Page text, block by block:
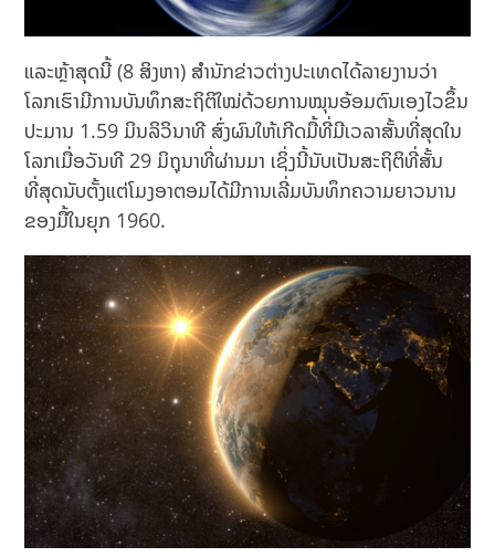
ແລະຫຼ້າສຸດນີ້ (8 ສິງຫາ) ສໍານັກຂ່າວຕ່າງປະເທດໄດ້ລາຍງານວ່າ
ໂລກເຮົາມີການບັນທຶກສະຖິຕິໃໝ່ດ້ວຍການໝຸນອ້ອມຕົນເອງໄວຂຶ້ນ
ປະມານ 1.59 ມິນລິວິນາທີ ສົ່ງຜົນໃຫ້ເກີດມື້ທີ່ມີເວລາສັ້ນທີ່ສຸດໃນ
ໂລກເມື່ອວັນທີ 29 ມິຖຸນາທີ່ຜ່ານມາ ເຊິ່ງນີ້ນັບເປັນສະຖິຕິທີ່ສັ້ນ
ທີ່ສຸດນັບຕັ້ງແຕ່ໂມງອາຕອມໄດ້ມີການເລີ່ມບັນທຶກຄວາມຍາວນານ
ຂອງມື້ໃນຍຸກ 1960.